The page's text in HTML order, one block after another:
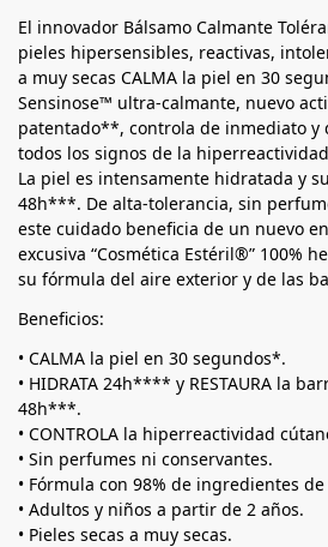
El innovador Bálsamo Calmante
pieles hipersensibles, reactivas,
a muy secas CALMA la piel en 30
Sensinose™ ultra-calmante, nuevo
patentado**, controla de inmediato y
todos los signos de la
La piel es intensamente hidratada y
48h***. De alta-tolerancia, sin
este cuidado beneficia de un nuevo
excusiva “Cosmética Estéril®” 100%
su fórmula del aire exterior y de las
Beneficios:
• CALMA la piel en 30 segundos*.
• HIDRATA 24h**** y RESTAURA la
48h***.
• CONTROLA la hiperreactividad
• Sin perfumes ni conservantes.
• Fórmula con 98% de ingredientes
• Adultos y niños a partir de 2 años.
• Pieles secas a muy secas.